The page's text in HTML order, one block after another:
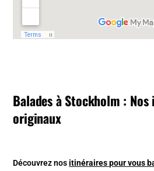
Balades à Stockholm :
originaux
Découvrez nositinéraires pour vous